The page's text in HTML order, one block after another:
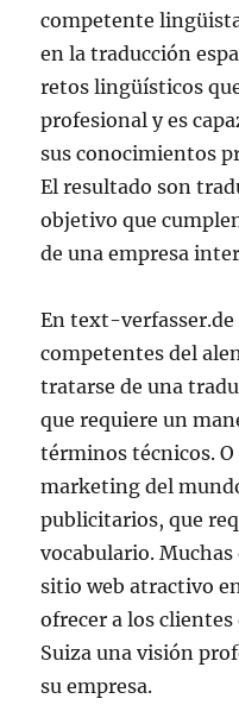
competente
en la traducción
retos lingüísticos
profesional y es
sus conocimientos
El resultado son
objetivo que
de una empresa
En text-
competentes del
tratarse de una
que requiere un
términos técnicos.
marketing del
publicitarios, que
vocabulario.
sitio web atractivo
ofrecer a los
Suiza una visión
su empresa.